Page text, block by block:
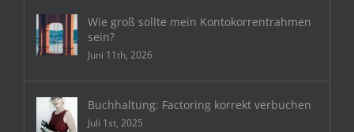
Wie groß sollte mein Kontokorrentrahmen
sein?
Juni 11th, 2026
Buchhaltung: Factoring korrekt verbuchen
Juli 1st, 2025